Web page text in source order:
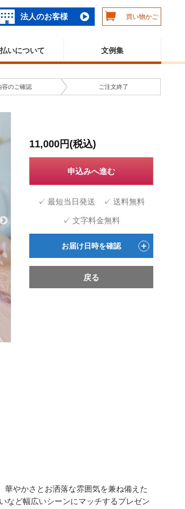
法人のお客様 買い物かご
いについて 文例集
容の ご確認 ご注文終了
やかさとお洒落な雰囲気を兼ね備えた
など幅広いシーンにマッチするプレゼン
11,000円(税込)
申込みへ進む
✓ 最短当日発送 ✓ 送料無料
✓ 文字料金無料
お届け日時を確認
戻る